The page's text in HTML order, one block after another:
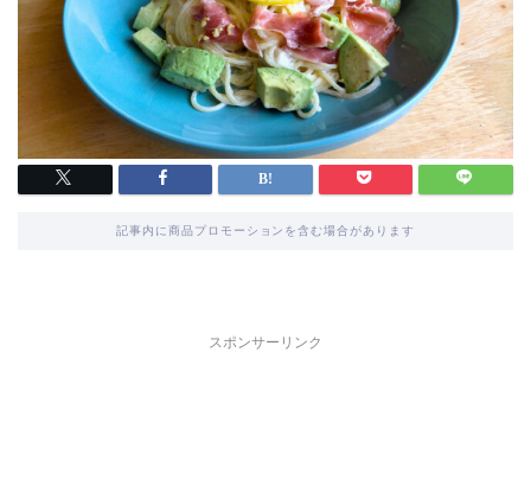
記事内に商品プロモーションを含む場合があります
スポンサーリンク